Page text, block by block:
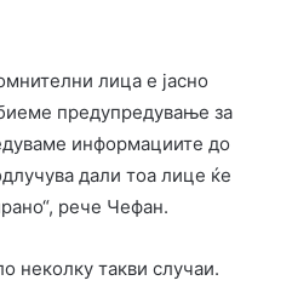
лица е јасно
предупредување за
информациите до
дали тоа лице ќе
рече Чефан.
неколку такви случаи.